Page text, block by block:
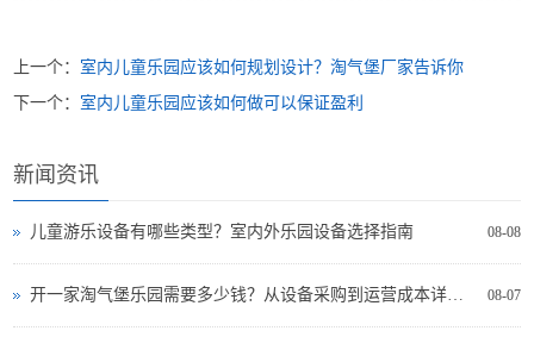
上一个： 室内儿童乐园应该如何规划设计？淘气堡厂家告诉你
下一个： 室内儿童乐园应该如何做可以保证盈利
新闻资讯
08-08
儿童游乐设备有哪些类型？室内外乐园设备选择指南
08-07
开一家淘气堡乐园需要多少钱？从设备采购到运营成本详细分析